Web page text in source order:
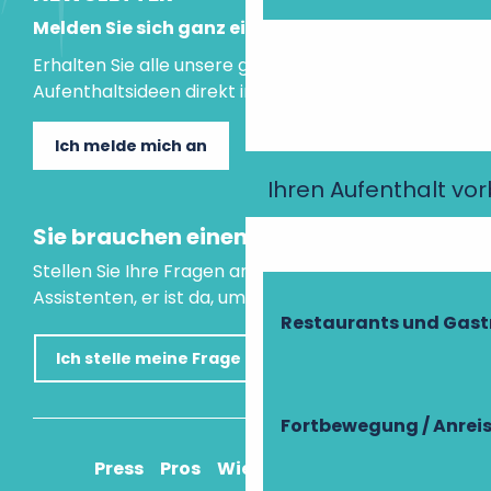
Ihren Aufenthalt
Restaurants und
Fortbewegung /
Melden Sie sich ganz einfach an!
Erhalten Sie alle unsere guten Tipps und
Aufenthaltsideen direkt in Ihre Mailbox.
Ich melde mich an
Sie brauchen einen Rat?
Stellen Sie Ihre Fragen an unseren virtuellen
Assistenten, er ist da, um Ihnen zu helfen.
Ich stelle meine Frage
Press Pros Wie komme ich an?